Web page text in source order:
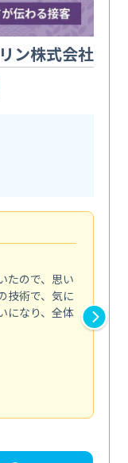
ン株式会社
たので、思い
技術で、気に
になり、全体